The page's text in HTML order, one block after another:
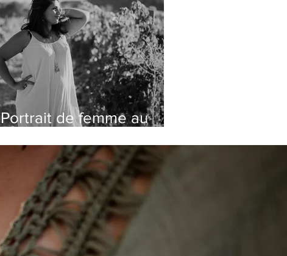
Portrait de femme au